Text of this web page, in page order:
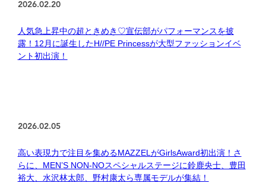
2026.02.20
人気急上昇中の超ときめき♡宣伝部がパフォーマンスを披
露！12月に誕生したH//PE Princessが大型ファッションイベ
ント初出演！
2026.02.05
高い表現力で注目を集めるMAZZELがGirlsAward初出演！さ
らに、MEN’S NON-NOスペシャルステージに鈴鹿央士、豊田
裕大、水沢林太郎、野村康太ら専属モデルが集結！